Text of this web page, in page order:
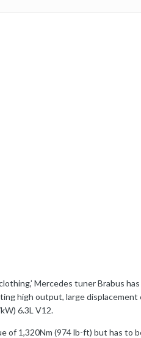
Mercedes tuner Brabus
high output, large
6.3L V12.
of 1,320Nm (974 lb-ft) but has